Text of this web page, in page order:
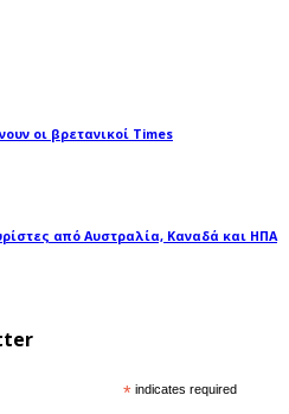
οι βρετανικοί Times
από Αυστραλία, Καναδά και ΗΠΑ
* indicates required